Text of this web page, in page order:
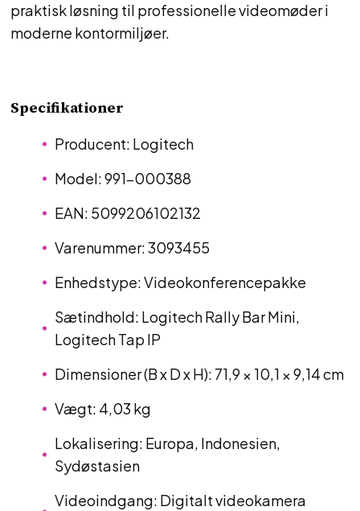
praktisk løsning til professionelle videomøder i
moderne kontormiljøer.
Specifikationer
Producent: Logitech
Model: 991-000388
EAN: 5099206102132
Varenummer: 3093455
Enhedstype: Videokonferencepakke
Sætindhold: Logitech Rally Bar Mini,
Logitech Tap IP
Dimensioner (B x D x H): 71,9 × 10,1 × 9,14 cm
Vægt: 4,03 kg
Lokalisering: Europa, Indonesien,
Sydøstasien
Videoindgang: Digitalt videokamera